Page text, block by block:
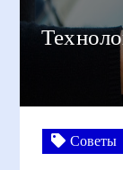
Советы